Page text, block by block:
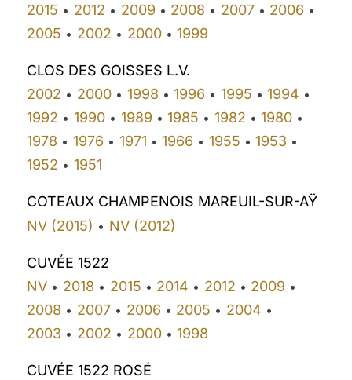
2015 • 2012 • 2009 • 2008 • 2007• 2006 •
2005 • 2002 • 2000• 1999
CLOS DES GOISSES L.V.
2002 • 2000• 1998 • 1996 • 1995 • 1994 •
1992 • 1990• 1989 • 1985 • 1982 • 1980 •
1978 • 1976 • 1971 • 1966 • 1955 • 1953 •
1952 • 1951
COTEAUX CHAMPENOIS MAREUIL-SUR-AŸ
NV (2015) • NV (2012)
CUVÉE 1522
NV • 2018 • 2015 • 2014 • 2012 • 2009 •
2008 • 2007• 2006 • 2005 • 2004 •
2003 • 2002 • 2000• 1998
CUVÉE 1522 ROSÉ